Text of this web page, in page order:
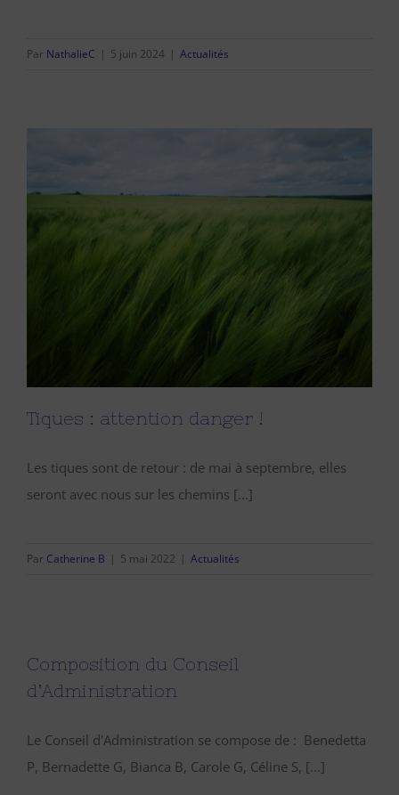
Par NathalieC | 5 juin 2024 | Actualités
Tiques : attention danger !
Les tiques sont de retour : de mai à septembre, elles
seront avec nous sur les chemins [...]
Par Catherine B | 5 mai 2022 | Actualités
Composition du Conseil
d’Administration
Le Conseil d'Administration se compose de : Benedetta
P, Bernadette G, Bianca B, Carole G, Céline S, [...]